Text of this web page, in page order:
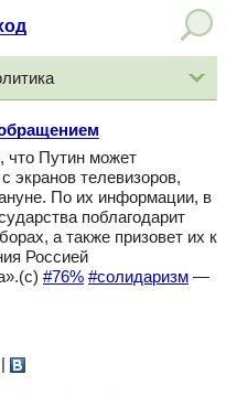
что Путин может
экранов телевизоров,
По их информации, в
поблагодарит
а также призовет их к
Россией
#76% #солидаризм —